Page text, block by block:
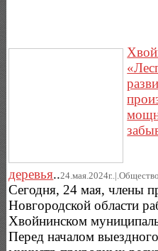
деревья..24.мая.2024г..|.Общество
Сегодня, 24 мая, члены
Новгородской области
Хвойнинском
Перед началом